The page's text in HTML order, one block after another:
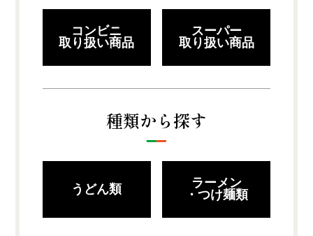
コンビニ
取り扱い商品
スーパー
取り扱い商品
種類から探す
うどん類
ラーメン
・つけ麺類